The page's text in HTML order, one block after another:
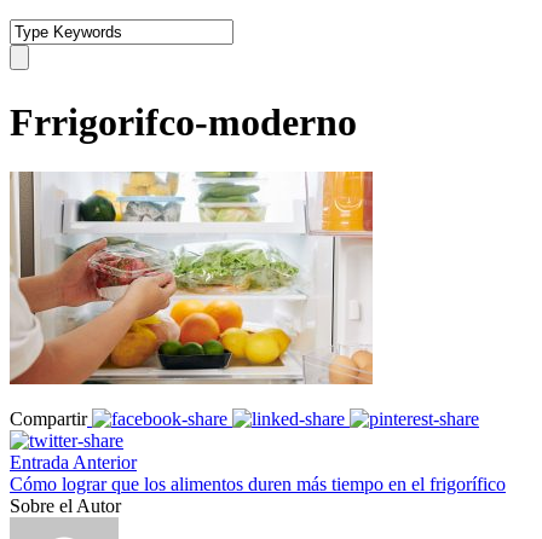
Frrigorifco-moderno
Compartir
Entrada Anterior
Cómo lograr que los alimentos duren más tiempo en el frigorífico
Sobre el Autor